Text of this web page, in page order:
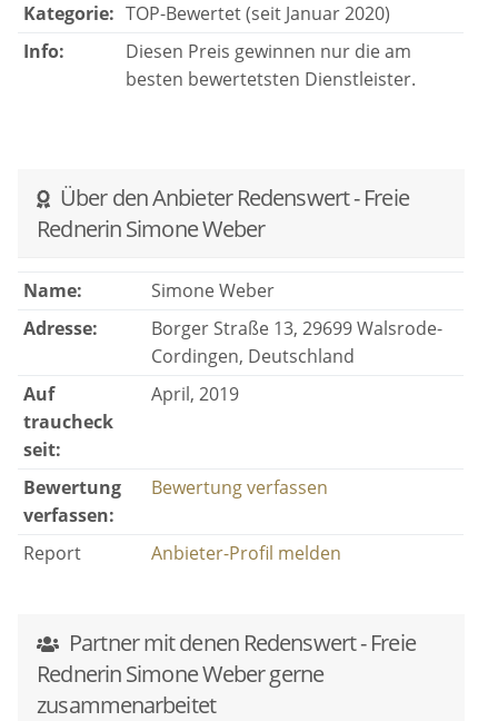
bist eine wundervolle Kollegin und ein unglaublich
toller Mensch!
Kategorie: TOP-Bewertet (seit Januar 2020)
Info:
Diesen Preis gewinnen nur die am
besten bewertetsten Dienstleister.
Über den Anbieter Redenswert - Freie
Rednerin Simone Weber
Name:
Simone Weber
Adresse:
Borger Straße 13, 29699 Walsrode-
Cordingen, Deutschland
Auf
traucheck
seit:
April, 2019
Bewertung
verfassen:
Bewertung verfassen
Report Anbieter-Profil melden
Partner mit denen Redenswert - Freie
Rednerin Simone Weber gerne
zusammenarbeitet